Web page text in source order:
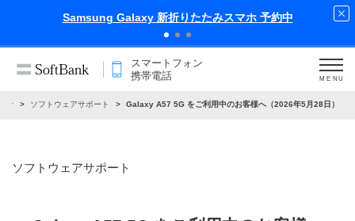
Galaxy 新折りたたみスマホ 予約中
スマートフォン
携帯電話
MENU
せ ソフトウェアサポート Galaxy A57 5G をご利用中のお客様へ（2026年5月28日）
ソフトウェアサポート